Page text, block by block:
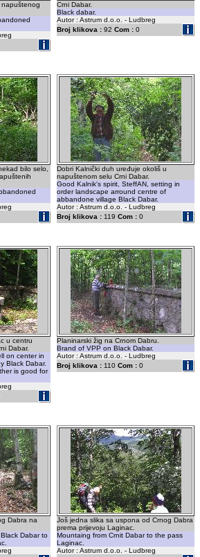
Crni Dabar.
Black dabar.
Autor : Astrum d.o.o. - Ludbreg
Broj klikova : 92 Com : 0
bilo selo,
Dobri Kalnički duh uređuje okoliš u
napuštenom selu Crni Dabar.
Good Kalnik's spirit, SteffAN, setting in
order landscape arround centre of
abbandone village Black Dabar.
Autor : Astrum d.o.o. - Ludbreg
Broj klikova : 119 Com : 0
u centru
Dabar.
on center in
Black Dabar.
is good for
Planinarski žig na Crnom Dabru.
Brand of VPP on Black Dabar.
Autor : Astrum d.o.o. - Ludbreg
Broj klikova : 110 Com : 0
Dabra na
Dabar to
Još jedna slika sa uspona od Crnog Dabra
prema prijevoju Laginac.
Mountaing from Crnit Dabar to the pass
Laginac.
Autor : Astrum d.o.o. - Ludbreg